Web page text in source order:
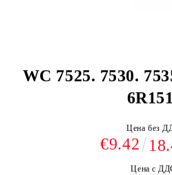
WC 7525. 7530.
Цена без
€9.42
Цена с